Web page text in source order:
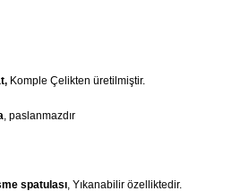
Komple Çelikten üretilmiştir.
, paslanmazdır
spatulası , Yıkanabilir özelliktedir.